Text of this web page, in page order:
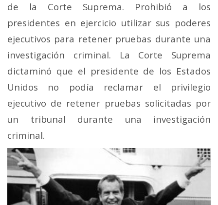
de la Corte Suprema. Prohibió a los
presidentes en ejercicio utilizar sus poderes
ejecutivos para retener pruebas durante una
investigación criminal. La Corte Suprema
dictaminó que el presidente de los Estados
Unidos no podía reclamar el privilegio
ejecutivo de retener pruebas solicitadas por
un tribunal durante una investigación
criminal.